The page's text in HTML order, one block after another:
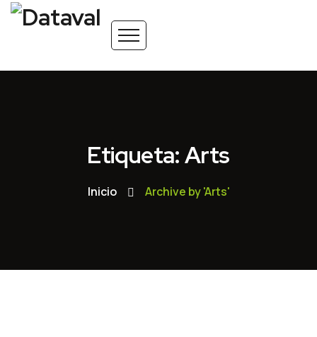
Etiqueta: Arts
Inicio Archive by 'Arts'